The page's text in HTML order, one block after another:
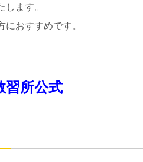
します。
におすすめです。
習所公式